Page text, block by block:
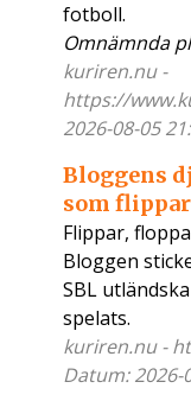
fotboll.
Omnämnda
kuriren.nu -
https://
2026-08-05
Bloggens
som
Flippar,
Bloggen
SBL
spelats.
kuriren.nu -
Datum: 2026-